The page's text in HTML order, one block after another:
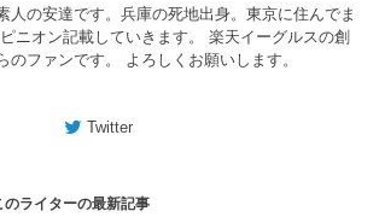
人の安達です。兵庫の死地出身。東京に住んでま
ニオン記載していきます。 楽天イーグルスの創
のファンです。 よろしくお願いします。
Twitter
のライターの最新記事